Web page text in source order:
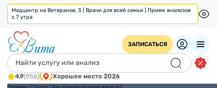
Медцентр на Ветеранов, 3 | Врачи для всей семьи | Прием анализов
с 7 утра
ЗАПИСАТЬСЯ
4,9(956) Хорошее место 2026